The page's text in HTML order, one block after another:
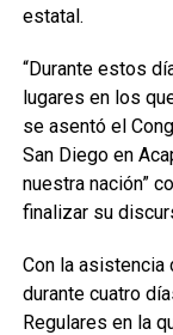
estatal.
“Durante estos
lugares en los
se asentó el
San Diego en
nuestra nación”
finalizar su
Con la asistencia
durante cuatro
Regulares en la